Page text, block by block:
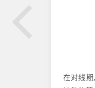
在对线